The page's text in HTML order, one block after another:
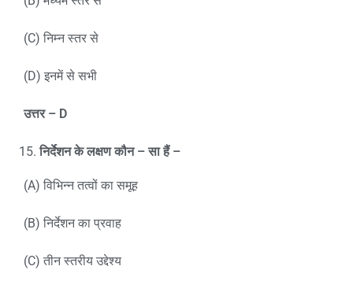
(C) निम्न स्तर से
(D) इनमें से सभी
उत्तर– D
निर्देशन के लक्षण कौन – सा हैं –
(A) विभिन्न तत्वों का समूह
(B) निर्देशन का प्रवाह
(C) तीन स्तरीय उद्देश्य